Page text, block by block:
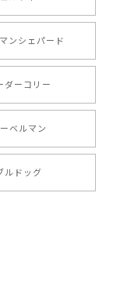
歳）で亡くな
ので、注文し
ンシェパード
ダーコリー
ベルマン
ルドッグ